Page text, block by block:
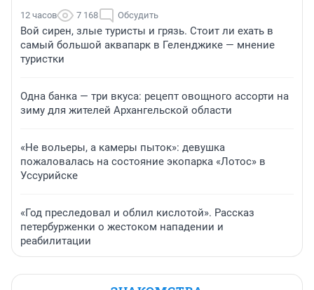
12 часов 7 168 Обсудить
Вой сирен, злые туристы и грязь. Стоит ли ехать в
самый большой аквапарк в Геленджике — мнение
туристки
Одна банка — три вкуса: рецепт овощного ассорти на
зиму для жителей Архангельской области
«Не вольеры, а камеры пыток»: девушка
пожаловалась на состояние экопарка «Лотос» в
Уссурийске
«Год преследовал и облил кислотой». Рассказ
петербурженки о жестоком нападении и
реабилитации